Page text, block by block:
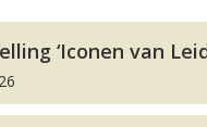
‘Iconen van